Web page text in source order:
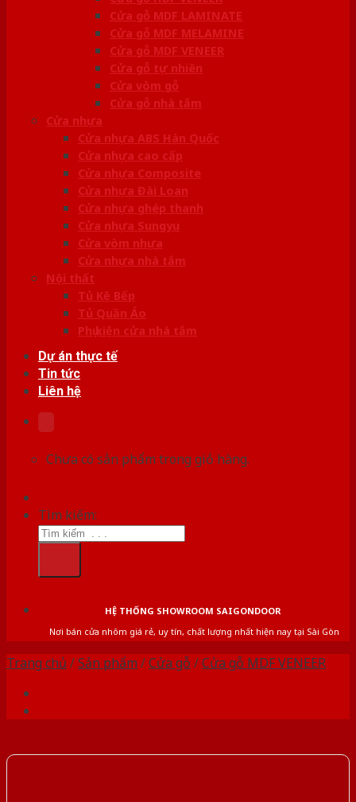
Cửa gỗ MDF LAMINATE
Cửa gỗ MDF MELAMINE
Cửa gỗ MDF VENEER
Cửa gỗ tự nhiên
Cửa vòm gỗ
Cửa gỗ nhà tắm
Cửa nhựa
Cửa nhựa ABS Hàn Quốc
Cửa nhựa cao cấp
Cửa nhựa Composite
Cửa nhựa Đài Loan
Cửa nhựa ghép thanh
Cửa nhựa Sungyu
Cửa vòm nhựa
Cửa nhựa nhà tắm
Nội thất
Tủ Kệ Bếp
Tủ Quần Áo
Phụ kiện cửa nhà tắm
Dự án thực tế
Tin tức
Liên hệ
Chưa có sản phẩm trong giỏ hàng.
Tìm kiếm:
HỆ THỐNG SHOWROOM SAIGONDOOR
Nơi bán cửa nhôm giá rẻ, uy tín, chất lượng nhất hiện nay tại Sài Gòn
Trang chủ /Sản phẩm /Cửa gỗ /Cửa gỗ MDF VENEER